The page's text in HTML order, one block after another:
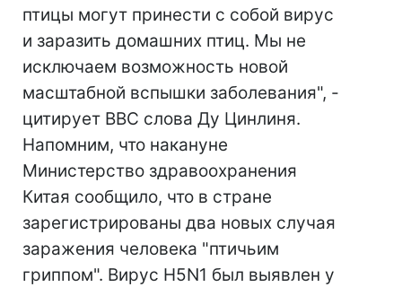
птицы могут принести с собой вирус
и заразить домашних птиц. Мы не
исключаем возможность новой
масштабной вспышки заболевания", -
цитирует ВВС слова Ду Цинлиня.
Напомним, что накануне
Министерство здравоохранения
Китая сообщило, что в стране
зарегистрированы два новых случая
заражения человека "птичьим
гриппом". Вирус H5N1 был выявлен у